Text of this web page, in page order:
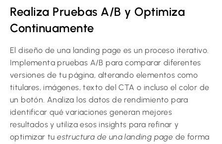
Realiza Pruebas A/B y Optimiza
Continuamente
El diseño de una landing page es un proceso iterativo.
Implementa pruebas A/B para comparar diferentes
versiones de tu página, alterando elementos como
titulares, imágenes, texto del CTA o incluso el color de
un botón. Analiza los datos de rendimiento para
identificar qué variaciones generan mejores
resultados y utiliza esos insights para refinar y
optimizar tuestructura de una landing page de forma